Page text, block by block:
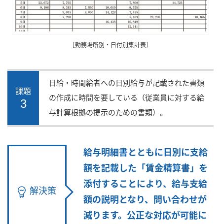
［勤務場所別・日付別集計表］
課題
3
日給・時間給者への日別給与が記載された書類
の作成に時間を要している（従業員に対する給
与計算根拠の提示のための書類）。
解決策
給与明細書とともに日別に支給
額を記載した「賃金精算書」を
添付することにより、給与支給
額の説明となり、問い合わせが
減ります。公正な対応が可能に